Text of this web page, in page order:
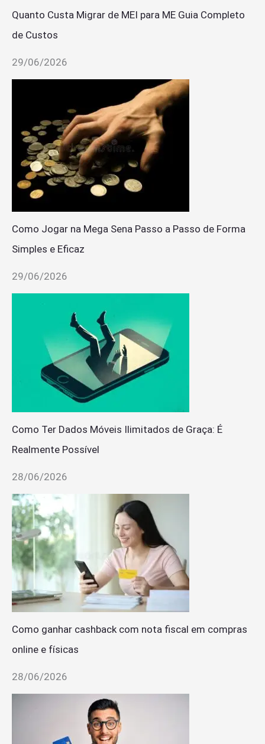
Quanto Custa Migrar de MEI para ME Guia Completo
de Custos
29/06/2026
Como Jogar na Mega Sena Passo a Passo de Forma
Simples e Eficaz
29/06/2026
Como Ter Dados Móveis Ilimitados de Graça: É
Realmente Possível
28/06/2026
Como ganhar cashback com nota fiscal em compras
online e físicas
28/06/2026